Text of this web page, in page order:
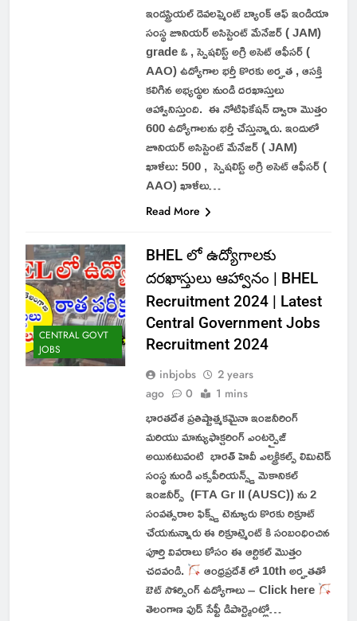
ఇండస్ట్రియల్ డెవలప్మెంట్ బ్యాంక్ ఆఫ్ ఇండియా
సంస్థ జూనియర్ అసిస్టెంట్ మేనేజర్ ( JAM)
grade ఓ , స్పెషలిస్ట్ అగ్రి అసెట్ ఆఫీసర్ (
AAO) ఉద్యోగాల భర్తీ కొరకు అర్హత , ఆసక్తి
కలిగిన అభ్యర్థుల నుండి దరఖాస్తులు
ఆహ్వానిస్తుంది. ఈ నోటిఫికేషన్ ద్వారా మొత్తం
600 ఉద్యోగాలను భర్తీ చేస్తున్నారు. ఇందులో
జూనియర్ అసిస్టెంట్ మేనేజర్ ( JAM)
ఖాళీలు: 500 , స్పెషలిస్ట్ అగ్రి అసెట్ ఆఫీసర్ (
AAO) ఖాళీలు…
Read More
CENTRAL GOVT
JOBS
BHEL లో ఉద్యోగాలకు
దరఖాస్తులు ఆహ్వానం | BHEL
Recruitment 2024 | Latest
Central Government Jobs
Recruitment 2024
inbjobs
2 years
ago
0 1 mins
భారతదేశ ప్రతిష్టాత్మకమైనా ఇంజనీరింగ్
మరియు మాన్యుఫాక్చరింగ్ ఎంటర్ప్రైజ్
అయినటువంటి భారత్ హెవీ ఎలక్ట్రికల్స్ లిమిటెడ్
సంస్థ నుండి ఎక్సపీరియన్స్డ్ మెకానికల్
ఇంజనీర్స్ (FTA Gr II (AUSC)) ను 2
సంవత్సరాల ఫిక్స్డ్ టెన్యూరు కొరకు రిక్రూట్
చేయనున్నారు ఈ రిక్రూట్మెంట్ కి సంబంధించిన
పూర్తి వివరాలు కోసం ఈ ఆర్టికల్ మొత్తం
చదవండి.
ఆంధ్రప్రదేశ్ లో 10th అర్హతతో
ఔట్ సోర్సింగ్ ఉద్యోగాలు – Click here
తెలంగాణ ఫుడ్ సేఫ్టీ డిపార్ట్మెంట్లో…